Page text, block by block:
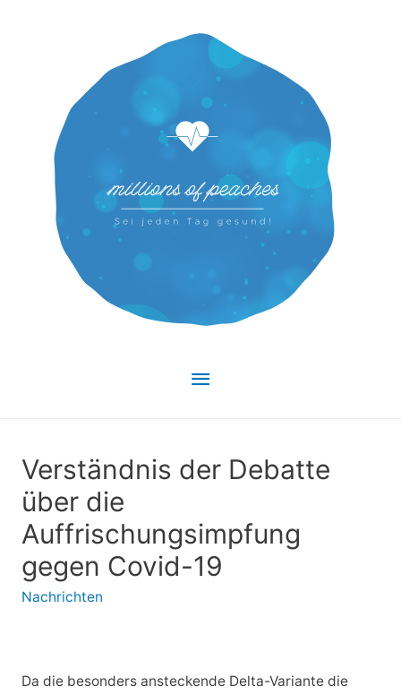
Hauptmenü
Verständnis der Debatte
über die
Auffrischungsimpfung
gegen Covid-19
Nachrichten
Da die besonders ansteckende Delta-Variante die